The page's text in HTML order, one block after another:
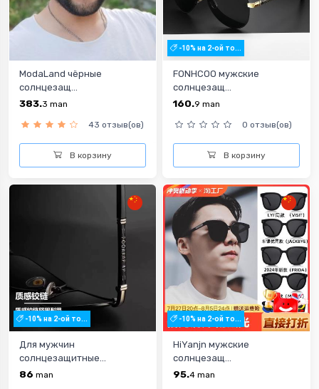
ModaLand чёрные
солнцезащ...
383.3 man
43 отзыв(ов)
В корзину
-10% на 2-ой то...
FONHCOO мужские
солнцезащ...
160.9 man
0 отзыв(ов)
В корзину
-10% на 2-ой то...
Для мужчин
солнцезащитные...
86 man
-10% на 2-ой то...
HiYanjn мужские
солнцезащ...
95.4 man